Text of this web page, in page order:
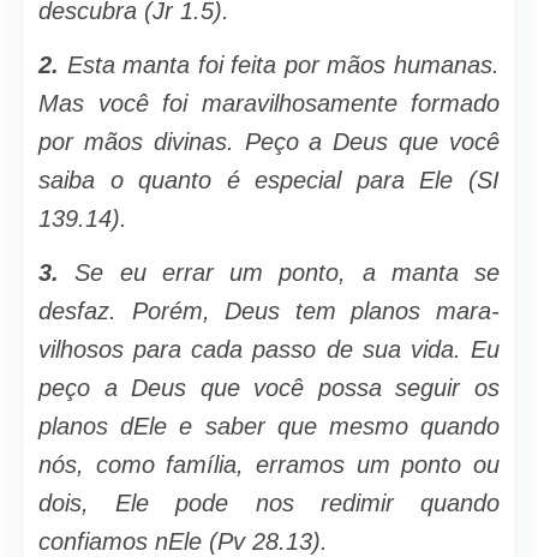
descubra (Jr 1.5).
2. Esta manta foi feita por mãos hu­manas.
Mas você foi maravilhosamente formado
por mãos divinas. Peço a Deus que você
saiba o quanto é especial para Ele (SI
139.14).
3.
Se eu errar um ponto, a manta se
desfaz. Porém, Deus tem planos mara­
vilhosos para cada passo de sua vida. Eu
peço a Deus que você possa seguir os
planos dEle e saber que mesmo quan­do
nós, como família, erramos um pon­to ou
dois, Ele pode nos redimir quando
confiamos nEle (Pv 28.13).